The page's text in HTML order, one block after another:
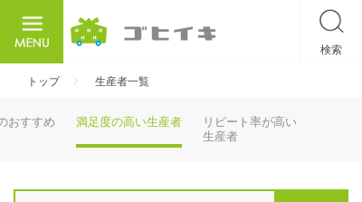
検索
トップ 生産者一覧
おすすめ 満足度の高い生産者
リピート率が高い
生産者